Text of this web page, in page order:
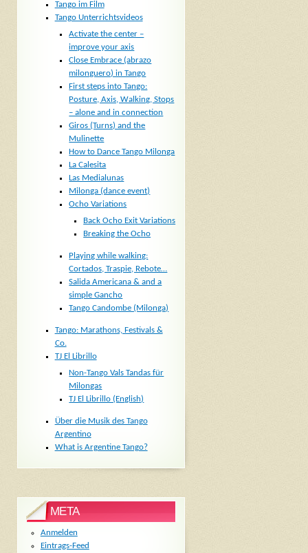
Tango im Film
Tango Unterrichtsvideos
Activate the center –
improve your axis
Close Embrace (abrazo
milonguero) in Tango
First steps into Tango:
Posture, Axis, Walking, Stops
– alone and in connection
Giros (Turns) and the
Mulinette
How to Dance Tango Milonga
La Calesita
Las Medialunas
Milonga (dance event)
Ocho Variations
Back Ocho Exit Variations
Breaking the Ocho
Playing while walking:
Cortados, Traspie, Rebote…
Salida Americana & and a
simple Gancho
Tango Candombe (Milonga)
Tango: Marathons, Festivals &
Co.
TJ El Librillo
Non-Tango Vals Tandas für
Milongas
TJ El Librillo (English)
Über die Musik des Tango
Argentino
What is Argentine Tango?
META
Anmelden
Eintrags-Feed